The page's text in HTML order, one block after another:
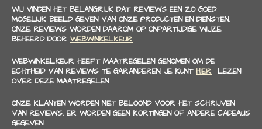
WIJ VINDEN HET BELANGRIJK DAT REVIEWS EEN ZO GOED
MOGELIJK BEELD GEVEN VAN ONZE PRODUCTEN EN DIENSTEN.
ONZE REVIEWS WORDEN DAAROM OP ONPARTIJDIGE WIJZE
BEHEERD DOOR WEBWINKELKEUR
WEBWINKELKEUR HEEFT MAATREGELEN GENOMEN OM DE
ECHTHEID VAN REVIEWS TE GARANDEREN. JE KUNT HIER LEZEN
OVER DEZE MAATREGELEN
ONZE KLANTEN WORDEN NIET BELOOND VOOR HET SCHRIJVEN
VAN REVIEWS. ER WORDEN GEEN KORTINGEN OF ANDERE CADEAUS
GEGEVEN.